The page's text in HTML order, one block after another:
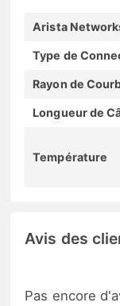
Arista
Type de
Rayon de
Longueur de
Température
Avis des
Pas encore